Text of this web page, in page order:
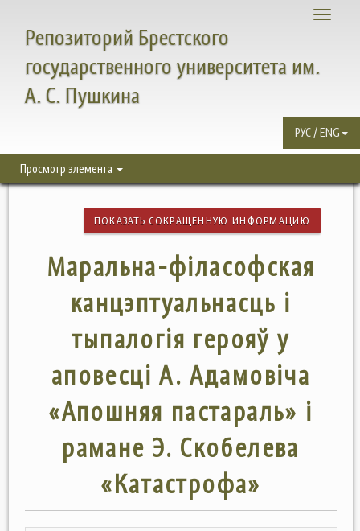
Toggle
Репозиторий Брестского
государственного университета им.
А. С. Пушкина
РУС / ENG
Просмотр элемента
ПОКАЗАТЬ СОКРАЩЕННУЮ ИНФОРМАЦИЮ
Маральна-філасофская
канцэптуальнасць і
тыпалогія герояў у
аповесці А. Адамовіча
«Апошняя пастараль» і
рамане Э. Скобелева
«Катастрофа»